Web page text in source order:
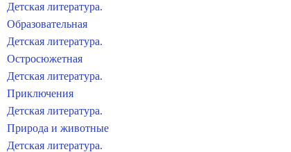
Детская литература.
Образовательная
Детская литература.
Остросюжетная
Детская литература.
Приключения
Детская литература.
Природа и животные
Детская литература.